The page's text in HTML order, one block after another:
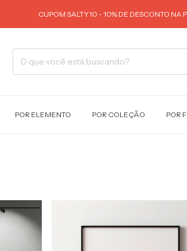
CUPOM SALTY10 - 10% DE DESCONTO NA
POR ELEMENTO POR COLEÇÃO POR